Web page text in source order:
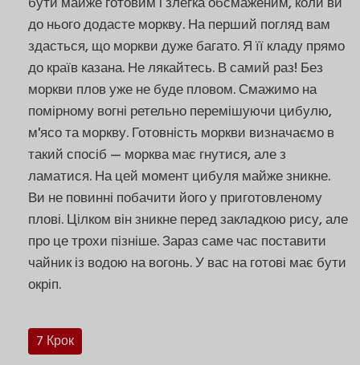
до нього додасте моркву. На перший погляд вам
здасться, що моркви дуже багато. Я її кладу прямо
до країв казана. Не лякайтесь. В самий раз! Без
моркви плов уже не буде пловом. Смажимо на
помірному вогні ретельно перемішуючи цибулю,
м'ясо та моркву. Готовність моркви визначаємо в
такий спосіб — морква має гнутися, але з
ламатися. На цей момент цибуля майже зникне.
Ви не повинні побачити його у приготовленому
плові. Цілком він зникне перед закладкою рису, але
про це трохи пізніше. Зараз саме час поставити
чайник із водою на вогонь. У вас на готові має бути
окріп.
7 Крок